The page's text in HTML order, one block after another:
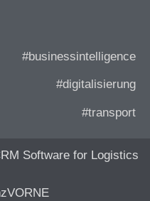
#businessintelligence
#digitalisierung
#transport
Software for Logistics